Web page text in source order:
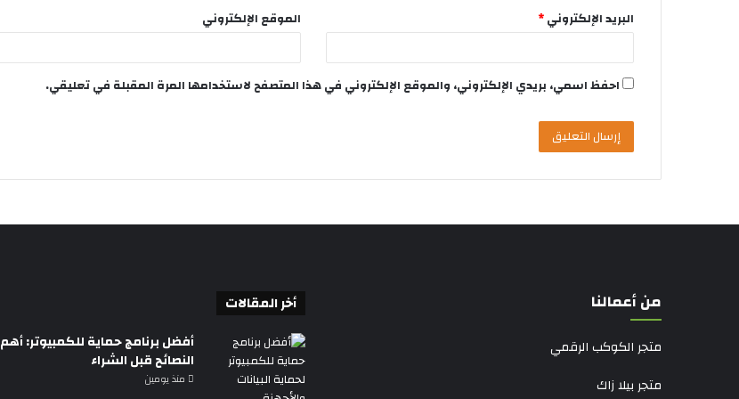
البريد الإلكتروني* الموقع الإلكتروني
احفظ اسمي، بريدي الإلكتروني، والموقع الإلكتروني في هذا المتصفح لاستخدامها المرة المقبلة في تعليقي.
من أعمالنا
متجر الكوكب الرقمي
متجر بيلا زاك
أخر المقالات
أفضل برنامج حماية للكمبيوتر: أهم
النصائح قبل الشراء
منذ يومين